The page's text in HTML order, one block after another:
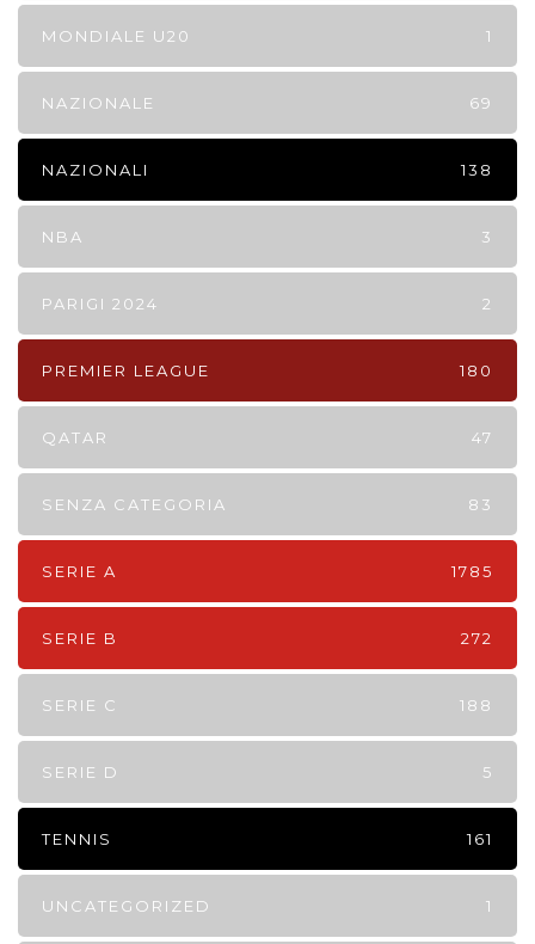
MONDIALE U20 1
NAZIONALE 69
NAZIONALI 138
NBA 3
PARIGI 2024 2
PREMIER LEAGUE 180
QATAR 47
SENZA CATEGORIA 83
SERIE A 1785
SERIE B 272
SERIE C 188
SERIE D 5
TENNIS 161
UNCATEGORIZED 1